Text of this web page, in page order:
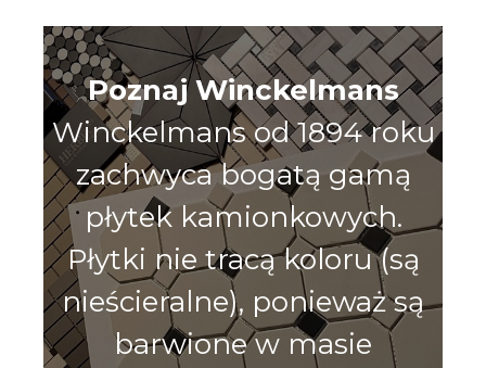
Poznaj Winckelmans
Winckelmans od 1894 roku
zachwyca bogatą gamą
płytek kamionkowych.
Płytki nie tracą koloru (są
nieścieralne), ponieważ są
barwione w masie